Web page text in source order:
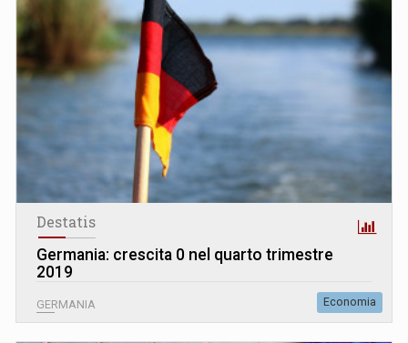
Destatis
Germania: crescita 0 nel quarto trimestre
2019
GERMANIA Economia